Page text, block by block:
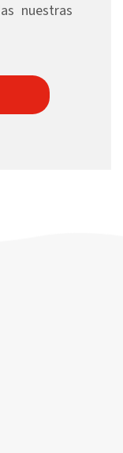
nuestras